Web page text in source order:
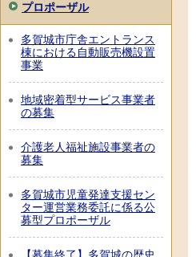
プロポーザル
多賀城市庁舎エントランス
棟における自動販売機設置
事業
地域密着型サービス事業者
の募集
介護老人福祉施設事業者の
募集
多賀城市児童発達支援セン
ター運営業務委託に係る公
募型プロポーザル